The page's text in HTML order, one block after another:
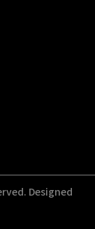
Designed